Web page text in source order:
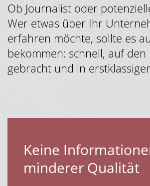
Ob Journalist oder
Wer etwas über Ihr
erfahren möchte, sollte es
bekommen: schnell, auf den
gebracht und in
Keine
minderer Qualität